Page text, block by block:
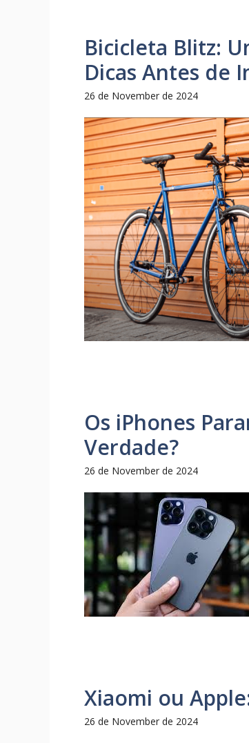
Bicicleta Blitz:
Dicas Antes de
26 de November de 2024
Os iPhones
Verdade?
26 de November de 2024
Xiaomi ou
26 de November de 2024